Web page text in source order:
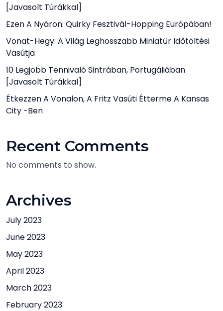
[javasolt Túrákkal]
Ezen A Nyáron: Quirky Fesztivál-Hopping Európában!
Vonat-Hegy: A Világ Leghosszabb Miniatűr Időtöltési
Vasútja
10 Legjobb Tennivaló Sintrában, Portugáliában
[javasolt Túrákkal]
Étkezzen A Vonalon, A Fritz Vasúti Étterme A Kansas
City -ben
Recent Comments
No comments to show.
Archives
July 2023
June 2023
May 2023
April 2023
March 2023
February 2023